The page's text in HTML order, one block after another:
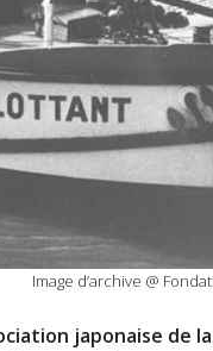
Image d’archive @
japonaise de